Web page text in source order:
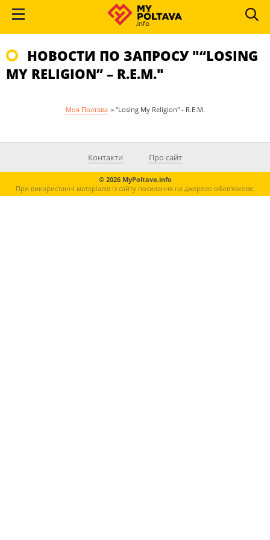
НОВОСТИ ПО ЗАПРОСУ "“LOSING
MY RELIGION” – R.E.M."
Моя Полтава » "Losing My Religion" - R.E.M.
Контакти Про сайт
© 2026 MyPoltava.info
При використанні матеріалів із сайту посилання на джерело обов'язкове.